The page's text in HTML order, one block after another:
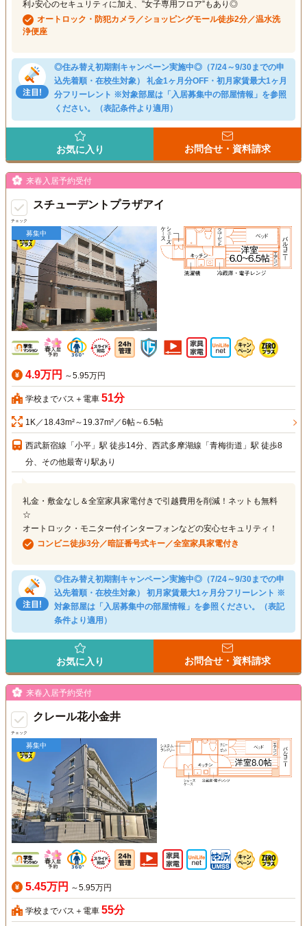
利♪安心のセキュリティに加え、”女子専用フロア”もあり◎
オートロック・防犯カメラ／ショッピングモール徒歩2分／温水洗
浄便座
◎住み替え初期割キャンペーン実施中◎（7/24～9/30までの申
込先着順・在校生対象） 礼金1ヶ月分OFF・初月家賃最大1ヶ月
分フリーレント ※対象部屋は「入居募集中の部屋情報」を参照
ください。（表記条件より適用）
お気に入り お問合せ・資料請求
チェック
来春入居予約受付
スチューデントプラザアイ
募集中
4.9万円 ～5.95万円
学校までバス＋電車 51分
1K／18.43m²～19.37m²／6帖～6.5帖
西武新宿線「小平」駅 徒歩14分、西武多摩湖線「青梅街道」駅 徒歩8
分、その他最寄り駅あり
礼金・敷金なし＆全室家具家電付きで引越費用を削減！ネットも無料
☆
オートロック・モニター付インターフォンなどの安心セキュリティ！
コンビニ徒歩3分／暗証番号式キー／全室家具家電付き
◎住み替え初期割キャンペーン実施中◎（7/24～9/30までの申
込先着順・在校生対象） 初月家賃最大1ヶ月分フリーレント ※
対象部屋は「入居募集中の部屋情報」を参照ください。（表記
条件より適用）
お気に入り お問合せ・資料請求
チェック
来春入居予約受付
クレール花小金井
募集中
5.45万円 ～5.95万円
学校までバス＋電車 55分